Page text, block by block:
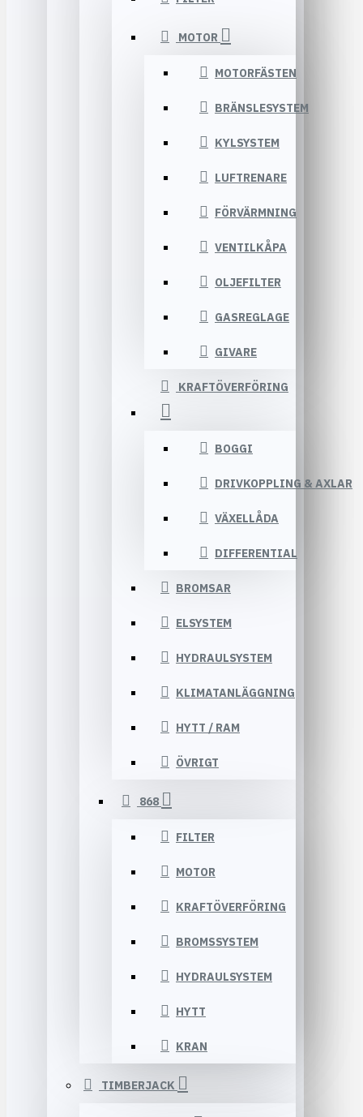
MOTOR
MOTORFÄSTEN
BRÄNSLESYSTEM
KYLSYSTEM
LUFTRENARE
FÖRVÄRMNING
VENTILKÅPA
OLJEFILTER
GASREGLAGE
GIVARE
KRAFTÖVERFÖRING
BOGGI
DRIVKOPPLING & AXLAR
VÄXELLÅDA
DIFFERENTIAL
BROMSAR
ELSYSTEM
HYDRAULSYSTEM
KLIMATANLÄGGNING
HYTT / RAM
ÖVRIGT
868
FILTER
MOTOR
KRAFTÖVERFÖRING
BROMSSYSTEM
HYDRAULSYSTEM
HYTT
KRAN
TIMBERJACK